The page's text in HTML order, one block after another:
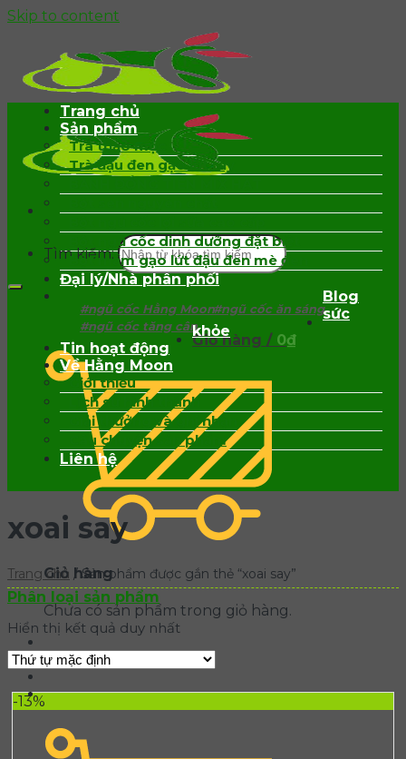
Skip to content
Tìm kiếm:
#ngũ cốc Hằng Moon#ngũ cốc ăn sáng
#ngũ cốc tăng cân
Giỏ hàng / 0₫
Giỏ hàng
Chưa có sản phẩm trong giỏ hàng.
0852.115.196
Trang chủ
Sản phẩm
Trà thảo mộc
Trà đậu đen gạo lứt rẫy
Bột ngũ cốc dinh dưỡng đặt biệt
Bột mầm gạo lứt đậu đen mè đen
Đại lý/Nhà phân phối
Blog
sức
khỏe
Tin hoạt động
Về Hằng Moon
Giới thiệu
Lịch sử hình thành
Giải thưởng và ghi nhận
Câu chuyện sản phẩm
Liên hệ
xoai say
Trang chủ /Sản phẩm được gắn thẻ “xoai say”
Phân loại sản phẩm
Hiển thị kết quả duy nhất
-13%